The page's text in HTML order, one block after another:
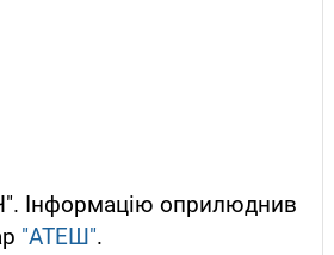
Інформацію оприлюднив
"АТЕШ".